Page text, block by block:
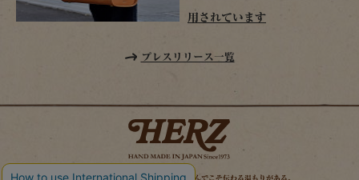
用されています
プレスリリース一覧
時を経てこそ解る味わいがある。使い込んでこそ伝わる温もりがある。